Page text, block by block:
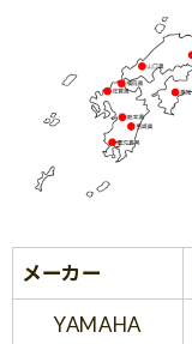
メーカー
YAMAHA